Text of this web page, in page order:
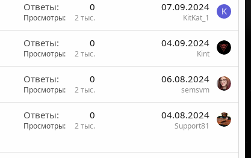
Ответы 0
Просмотры 2 тыс.
07.09.2024
KitKat_1
K
Ответы 0
Просмотры 2 тыс.
04.09.2024
Kint
Ответы 0
Просмотры 2 тыс.
06.08.2024
semsvm
Ответы 0
Просмотры 2 тыс.
04.08.2024
Support81